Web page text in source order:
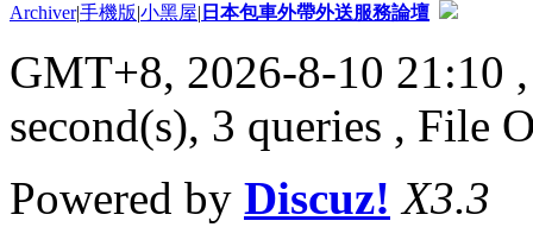
Archiver|手機版|小黑屋| 日本包車外帶外送服務論壇
GMT+8, 2026-8-10 21:10
second(s), 3 queries , File
Powered by Discuz! X3.3